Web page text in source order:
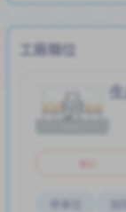
工廠職位
兼职
停車位 加